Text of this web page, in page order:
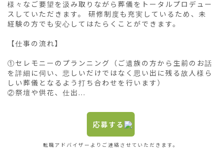
様々なご要望を汲み取りながら葬儀をトータルプロデュー
スしていただきます。 研修制度も充実しているため、未
経験の方でも安心してはたらくことができます。
【仕事の流れ】
①セレモニーのプランニング（ご遺族の方から生前のお話
を詳細に伺い、悲しいだけではなく思い出に残る故人様ら
しい葬儀となるよう打ち合わせを行います）
②祭壇や供花、仕出...
応募する
転職アドバイザーよりご連絡させていただきます。